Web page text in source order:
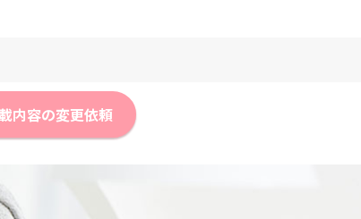
内容の変更依頼